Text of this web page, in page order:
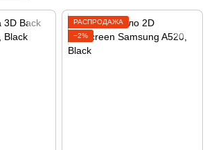
РАСПРОДАЖА
−2%